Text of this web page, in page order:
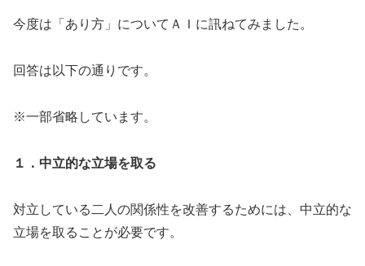
今度は「あり方」についてＡＩに訊ねてみました。
回答は以下の通りです。
※一部省略しています。
１．中立的な立場を取る
対立している二人の関係性を改善するためには、中立的な
立場を取ることが必要です。